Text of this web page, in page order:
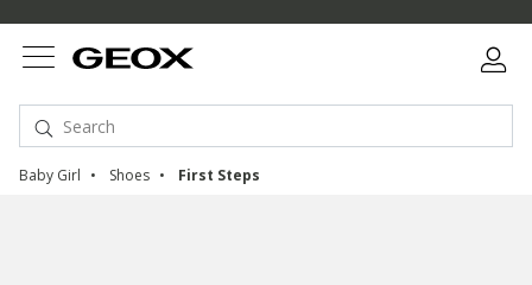
Baby Girl Shoes First Steps